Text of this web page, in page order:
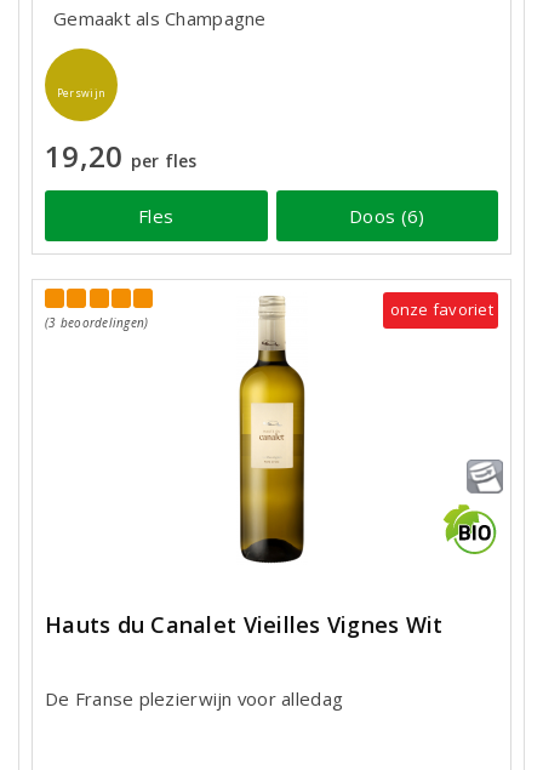
Gemaakt als Champagne
Perswijn
19,20 per fles
Fles Doos (6)
(3 beoordelingen)
onze favoriet
Hauts du Canalet Vieilles Vignes Wit
De Franse plezierwijn voor alledag